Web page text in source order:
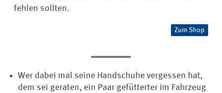
fehlen sollten.
Zum Shop
Wer dabei mal seine Handschuhe vergessen hat,
dem sei geraten, ein Paar gefütterter im Fahrzeug